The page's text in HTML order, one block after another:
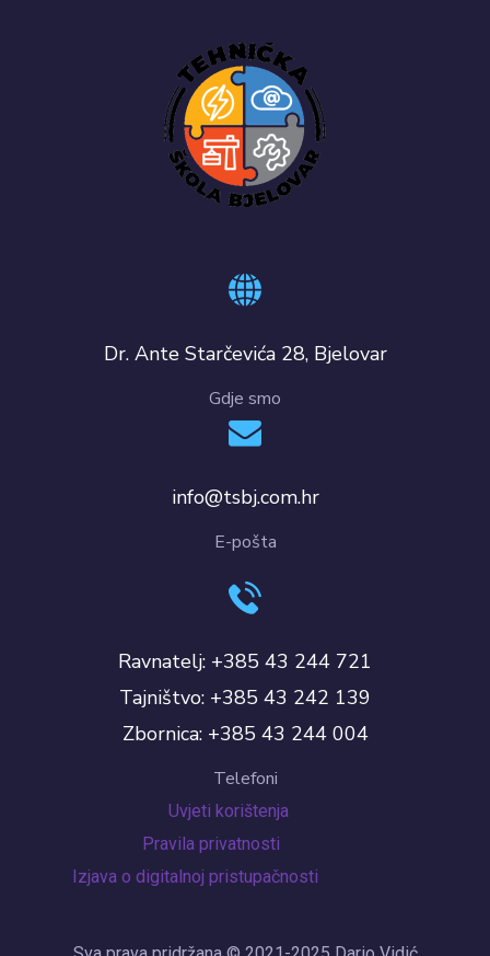
Dr. Ante Starčevića 28, Bjelovar
Gdje smo
info@tsbj.com.hr
E-pošta
Ravnatelj: +385 43 244 721
Tajništvo: +385 43 242 139
Zbornica: +385 43 244 004
Telefoni
Uvjeti korištenja
Pravila privatnosti
Izjava o digitalnoj pristupačnosti